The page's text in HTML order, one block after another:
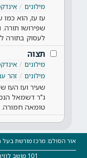
מילונים
עז עז, הוא
שפירושו תורה.
לעסוק בתורה
תצוה
מילונים
מילונים
זהר
שעיר ועז העז
ג"ר דשמאל
טומאה חמורה.
101 מושב לוזית 9984500, טלפון: 051-5730078